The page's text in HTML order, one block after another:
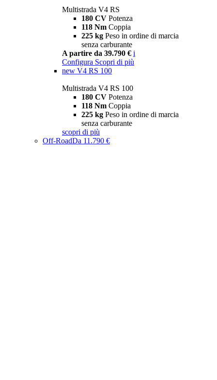
Multistrada V4 RS
180 CV Potenza
118 Nm Coppia
225 kg Peso in ordine di marcia
senza carburante
A partire da 39.790 € i
Configura Scopri di più
new V4 RS 100
Multistrada V4 RS 100
180 CV Potenza
118 Nm Coppia
225 kg Peso in ordine di marcia
senza carburante
scopri di più
Off-RoadDa 11.790 €